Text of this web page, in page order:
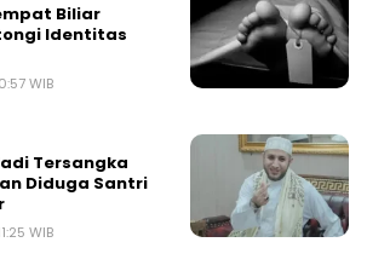
Biliar
Identitas
WIB
Tersangka
Diduga Santri
WIB